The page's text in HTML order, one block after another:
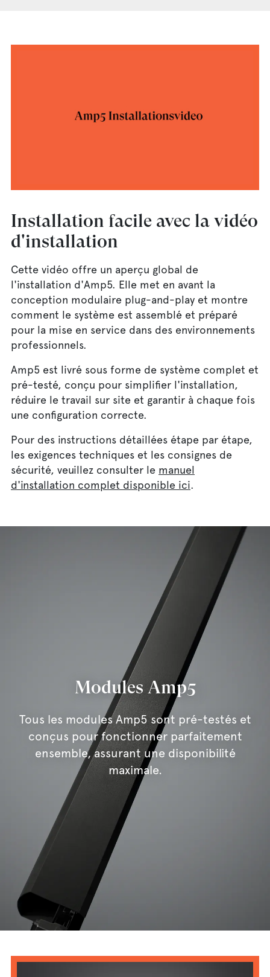
Installation facile avec la vidéo
d'installation
Cette vidéo offre un aperçu global de
l'installation d'Amp5. Elle met en avant la
conception modulaire plug-and-play et montre
comment le système est assemblé et préparé
pour la mise en service dans des environnements
professionnels.
Amp5 est livré sous forme de système complet et
pré-testé, conçu pour simplifier l'installation,
réduire le travail sur site et garantir à chaque fois
une configuration correcte.
Pour des instructions détaillées étape par étape,
les exigences techniques et les consignes de
sécurité, veuillez consulter le manuel
d'installation complet disponible ici.
Modules Amp5
Tous les modules Amp5 sont pré-testés et
conçus pour fonctionner parfaitement
ensemble, assurant une disponibilité
maximale.